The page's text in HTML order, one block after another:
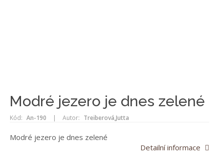
Modré jezero je dnes zelené
Kód: An-190 | Autor: Treiberová,Jutta
Modré jezero je dnes zelené
Detailní informace